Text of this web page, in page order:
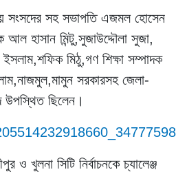
সংসদের সহ সভাপতি এজমল হোসেন
হাসান মিন্টু,সুজাউদ্দৌলা সুজা,
মিঠু,গণ শিক্ষা সম্পাদক
সরকারসহ জেলা-
উপস্থিত ছিলেন।
ও খুলনা সিটি নির্বাচনকে চ্যালেঞ্জ